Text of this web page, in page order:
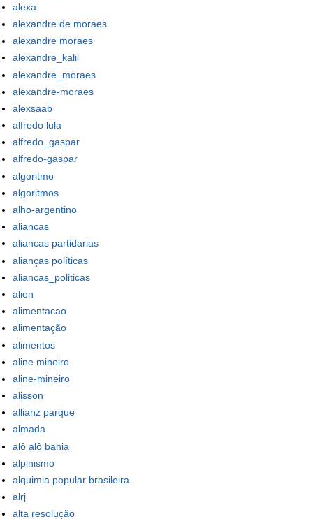
alexa
alexandre de moraes
alexandre moraes
alexandre_kalil
alexandre_moraes
alexandre-moraes
alexsaab
alfredo lula
alfredo_gaspar
alfredo-gaspar
algoritmo
algoritmos
alho-argentino
aliancas
aliancas partidarias
alianças políticas
aliancas_politicas
alien
alimentacao
alimentação
alimentos
aline mineiro
aline-mineiro
alisson
allianz parque
almada
alô alô bahia
alpinismo
alquimia popular brasileira
alrj
alta resolução